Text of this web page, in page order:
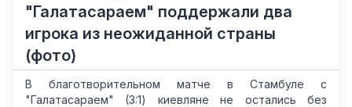
"Галатасараем" поддержали два
игрока из неожиданной страны
(фото)
В благотворительном матче в Стамбуле с
"Галатасараем" (3:1) киевляне не остались без